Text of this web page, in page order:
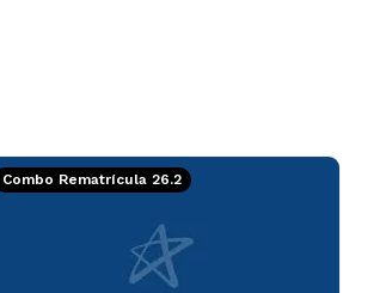
Combo Rematrícula 26.2